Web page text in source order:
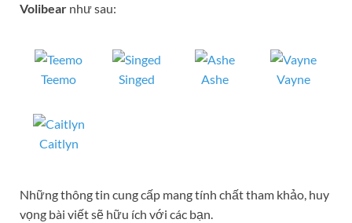
Volibear như sau:
Teemo Singed Ashe Vayne
Caitlyn
Những thông tin cung cấp mang tính chất tham khảo, huy
vọng bài viết sẽ hữu ích với các bạn.